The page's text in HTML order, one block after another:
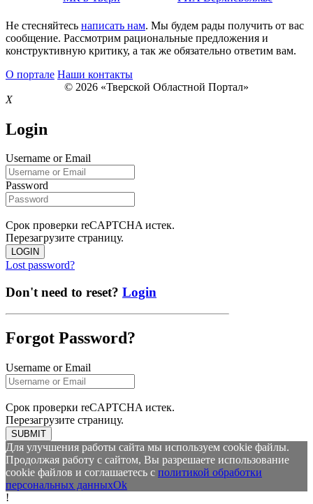
Не стесняйтесь написать нам. Мы будем рады получить от вас
сообщение. Рассмотрим рациональные предложения и
конструктивную критику, а так же обязательно ответим вам.
О портале Наши контакты
© 2026 «Тверской Областной Портал»
X
Login
Username or Email
Password
Срок проверки reCAPTCHA истек.
Перезагрузите страницу.
LOGIN
Lost password?
Don't need to reset? Login
Forgot Password?
Username or Email
Срок проверки reCAPTCHA истек.
Перезагрузите страницу.
SUBMIT
Для улучшения работы сайта мы используем cookie файлы.
Продолжая работу с сайтом, Вы разрешаете использование
cookie файлов и соглашаетесь с политикой обработки
персональных данныхOk
!